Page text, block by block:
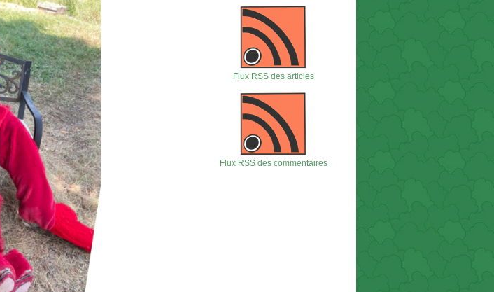
Flux RSS des articles
Flux RSS des commentaires